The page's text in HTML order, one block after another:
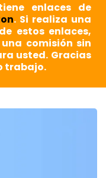
enlaces de
. Si realiza una
estos enlaces,
comisión sin
usted. Gracias
trabajo.